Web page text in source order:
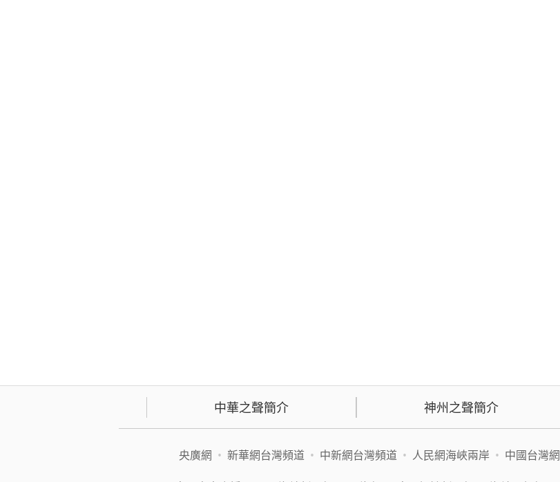
中華之聲簡介 神州之聲簡介
央廣網 • 新華網台灣頻道 • 中新網台灣頻道 • 人民網海峽兩岸 • 中國台灣網